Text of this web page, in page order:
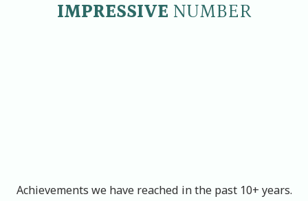
IMPRESSIVE NUMBER
Achievements we have reached in the past 10+ years.